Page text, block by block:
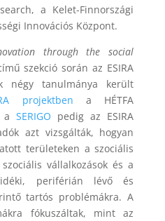
a Kelet-Finnországi
Innovációs Központ.
through the social
szekció során az ESIRA
négy tanulmánya került
projektben a HÉTFA
aSERIGO pedig az ESIRA
azt vizsgálták, hogyan
területeken a szociális
vállalkozások és a
periférián lévő és
tartós problémákra. A
fókuszáltak, mint az